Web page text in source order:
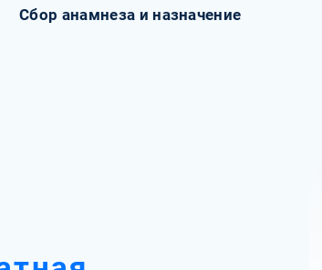
Сбор анамнеза и назначение